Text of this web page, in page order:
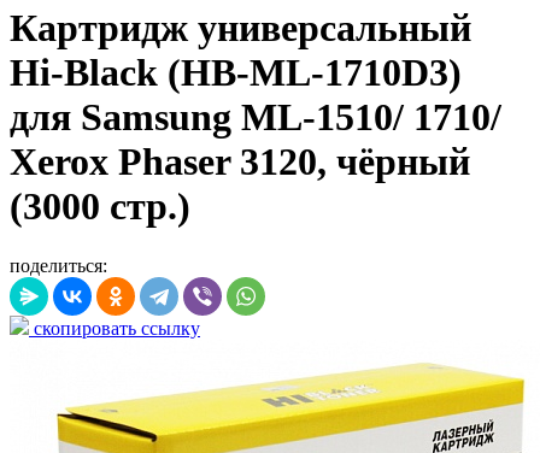
Картридж универсальный
Hi-Black (HB-ML-1710D3)
для Samsung ML-1510/ 1710/
Xerox Phaser 3120, чёрный
(3000 стр.)
поделиться:
скопировать ссылку